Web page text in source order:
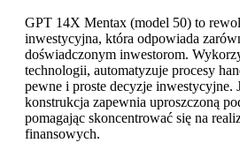
GPT 14X Mentax (model 50) to
inwestycyjna, która odpowiada
doświadczonym inwestorom.
technologii, automatyzuje procesy
pewne i proste decyzje inwestycyjne.
konstrukcja zapewnia uproszczoną
pomagając skoncentrować się na
finansowych.